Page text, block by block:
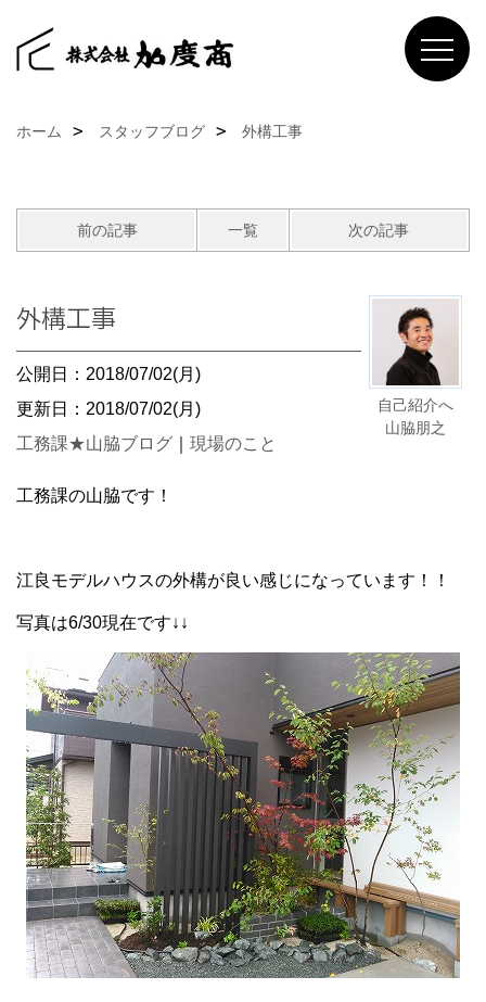
ホーム スタッフブログ 外構工事
前の記事 一覧 次の記事
自己紹介へ
山脇朋之
外構工事
公開日：2018/07/02(月)
更新日：2018/07/02(月)
工務課★山脇ブログ
現場のこと
工務課の山脇です！
江良モデルハウスの外構が良い感じになっています！！
写真は6/30現在です↓↓